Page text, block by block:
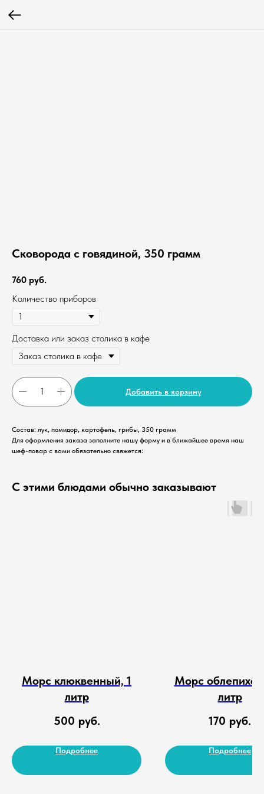
Сковорода с говядиной, 350 грамм
760 руб.
Количество приборов
Доставка или заказ столика в кафе
Добавить в корзину
Состав: лук, помидор, картофель, грибы, 350 грамм
Для оформления заказа заполните нашу форму и в ближайшее время наш
шеф-повар с вами обязательно свяжется:
С этими блюдами обычно заказывают
Морс клюквенный, 1
литр
500 руб.
Подробнее
Морс облепиха,
литр
170 руб.
Подробнее